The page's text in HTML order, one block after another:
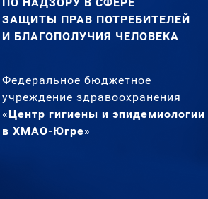
ЗАЩИТЫ ПРАВ ПОТРЕБИТЕЛЕЙ
И БЛАГОПОЛУЧИЯ ЧЕЛОВЕКА
Федеральное бюджетное
учреждение здравоохранения
«Центр гигиены и эпидемиологии
в ХМАО-Югре»